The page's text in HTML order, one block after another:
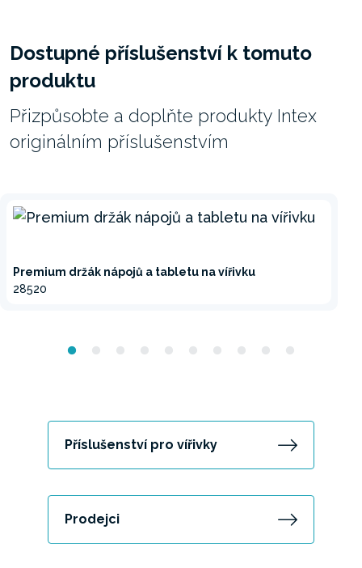
Dostupné příslušenství k tomuto
produktu
Přizpůsobte a doplňte produkty Intex
originálním příslušenstvím
Premium držák nápojů a tabletu na vířivku
28520
Příslušenství pro vířivky
Prodejci